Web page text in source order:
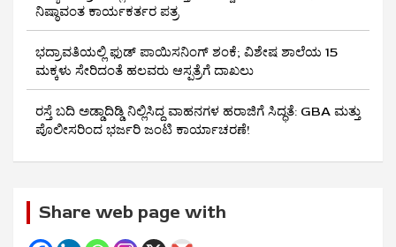
ನಿಷ್ಠಾವಂತ ಕಾರ್ಯಕರ್ತರ ಪತ್ರ
ಭದ್ರಾವತಿಯಲ್ಲಿ ಫುಡ್ ಪಾಯಿಸನಿಂಗ್ ಶಂಕೆ; ವಿಶೇಷ ಶಾಲೆಯ 15
ಮಕ್ಕಳು ಸೇರಿದಂತೆ ಹಲವರು ಆಸ್ಪತ್ರೆಗೆ ದಾಖಲು
ರಸ್ತೆ ಬದಿ ಅಡ್ಡಾದಿಡ್ಡಿ ನಿಲ್ಲಿಸಿದ್ದ ವಾಹನಗಳ ಹರಾಜಿಗೆ ಸಿದ್ಧತೆ: GBA ಮತ್ತು
ಪೊಲೀಸರಿಂದ ಭರ್ಜರಿ ಜಂಟಿ ಕಾರ್ಯಾಚರಣೆ!
Share web page with